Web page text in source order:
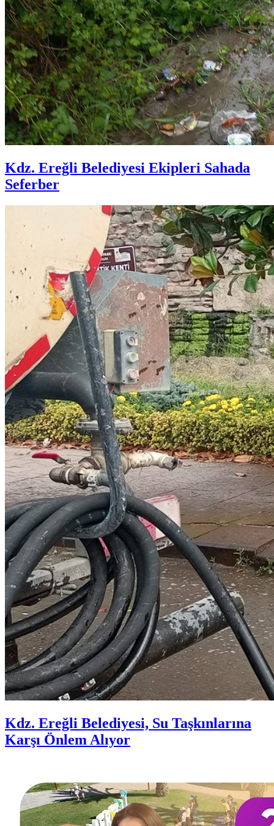
Kdz. Ereğli Belediyesi Ekipleri Sahada
Seferber
Kdz. Ereğli Belediyesi, Su Taşkınlarına
Karşı Önlem Alıyor